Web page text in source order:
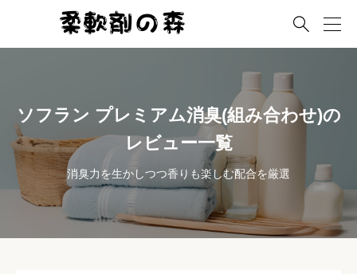

ソフラン プレミアム消臭(組み合わせ)の
レビュー一覧
消臭力を生かしつつ香りも楽しむ配合を厳選